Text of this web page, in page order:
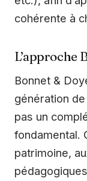
cohérente à
L’approche
Bonnet &
génération
pas un
fondamental.
patrimoine,